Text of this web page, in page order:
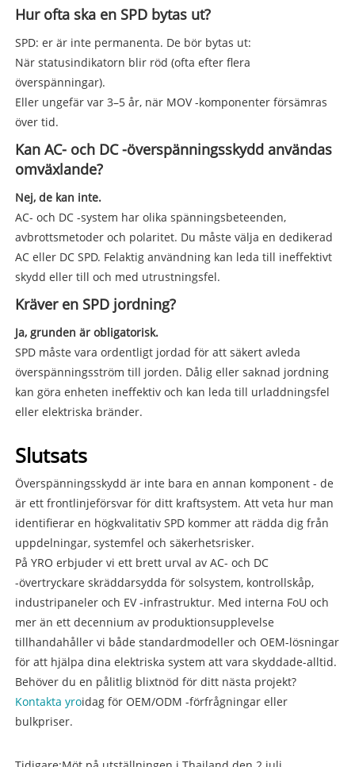
Hur ofta ska en SPD bytas ut?
SPD: er är inte permanenta. De bör bytas ut:
När statusindikatorn blir röd (ofta efter flera
överspänningar).
Eller ungefär var 3–5 år, när MOV -komponenter försämras
över tid.
Kan AC- och DC -överspänningsskydd användas
omväxlande?
Nej, de kan inte.
AC- och DC -system har olika spänningsbeteenden,
avbrottsmetoder och polaritet. Du måste välja en dedikerad
AC eller DC SPD. Felaktig användning kan leda till ineffektivt
skydd eller till och med utrustningsfel.
Kräver en SPD jordning?
Ja, grunden är obligatorisk.
SPD måste vara ordentligt jordad för att säkert avleda
överspänningsström till jorden. Dålig eller saknad jordning
kan göra enheten ineffektiv och kan leda till urladdningsfel
eller elektriska bränder.
Slutsats
Överspänningsskydd är inte bara en annan komponent - de
är ett frontlinjeförsvar för ditt kraftsystem. Att veta hur man
identifierar en högkvalitativ SPD kommer att rädda dig från
uppdelningar, systemfel och säkerhetsrisker.
På YRO erbjuder vi ett brett urval av AC- och DC
-övertryckare skräddarsydda för solsystem, kontrollskåp,
industripaneler och EV -infrastruktur. Med interna FoU och
mer än ett decennium av produktionsupplevelse
tillhandahåller vi både standardmodeller och OEM-lösningar
för att hjälpa dina elektriska system att vara skyddade-alltid.
Behöver du en pålitlig blixtnöd för ditt nästa projekt?
Kontakta yroidag för OEM/ODM -förfrågningar eller
bulkpriser.